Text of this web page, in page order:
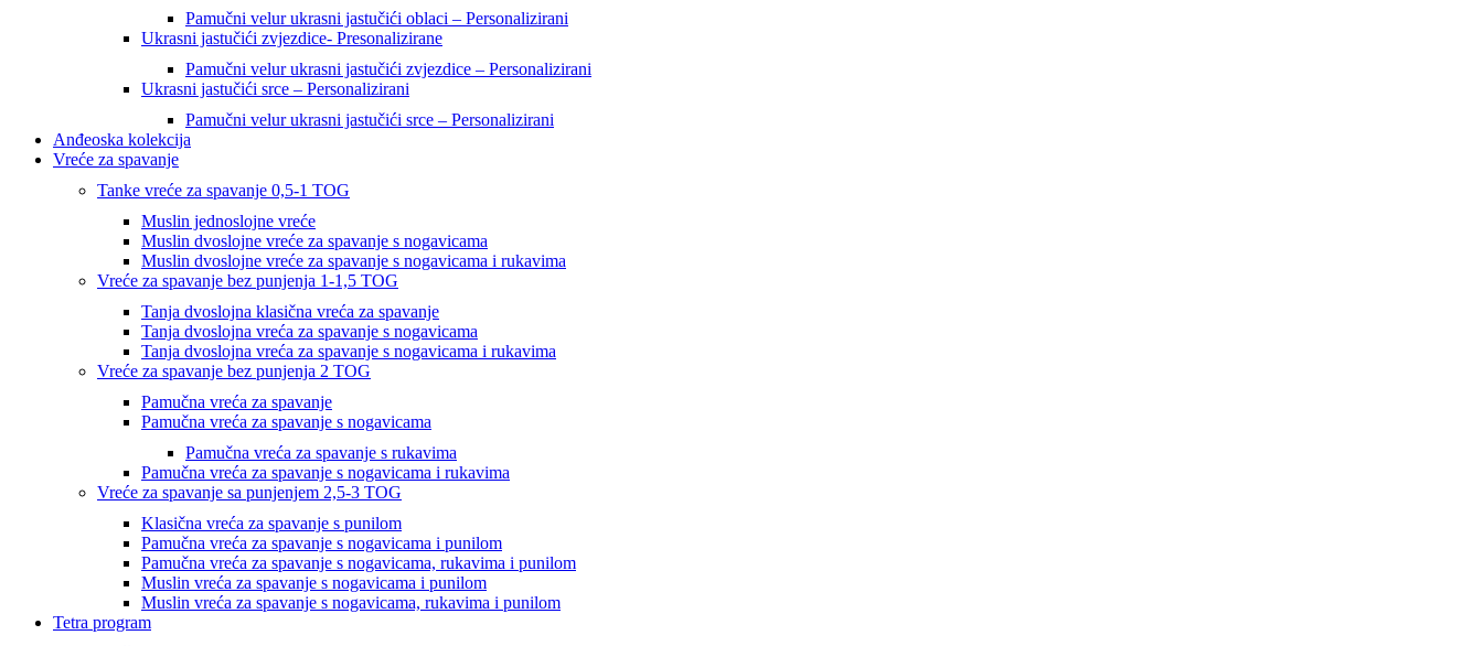
Pamučni velur ukrasni jastučići oblaci – Personalizirani
Ukrasni jastučići zvjezdice- Presonalizirane
Pamučni velur ukrasni jastučići zvjezdice – Personalizirani
Ukrasni jastučići srce – Personalizirani
Pamučni velur ukrasni jastučići srce – Personalizirani
Anđeoska kolekcija
Vreće za spavanje
Tanke vreće za spavanje 0,5-1 TOG
Muslin jednoslojne vreće
Muslin dvoslojne vreće za spavanje s nogavicama
Muslin dvoslojne vreće za spavanje s nogavicama i rukavima
Vreće za spavanje bez punjenja 1-1,5 TOG
Tanja dvoslojna klasična vreća za spavanje
Tanja dvoslojna vreća za spavanje s nogavicama
Tanja dvoslojna vreća za spavanje s nogavicama i rukavima
Vreće za spavanje bez punjenja 2 TOG
Pamučna vreća za spavanje
Pamučna vreća za spavanje s nogavicama
Pamučna vreća za spavanje s rukavima
Pamučna vreća za spavanje s nogavicama i rukavima
Vreće za spavanje sa punjenjem 2,5-3 TOG
Klasična vreća za spavanje s punilom
Pamučna vreća za spavanje s nogavicama i punilom
Pamučna vreća za spavanje s nogavicama, rukavima i punilom
Muslin vreća za spavanje s nogavicama i punilom
Muslin vreća za spavanje s nogavicama, rukavima i punilom
Tetra program